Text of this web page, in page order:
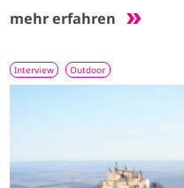
mehr erfahren
Interview Outdoor